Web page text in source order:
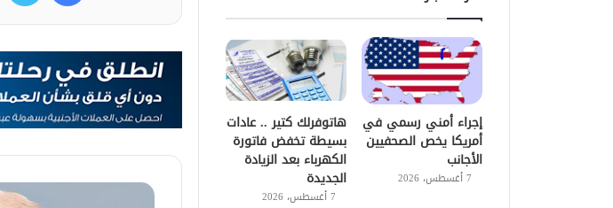
إجراء أمني رسمي في
أمريكا يخص الصحفيين
الأجانب
7 أغسطس، 2026
هاتوفرلك كتير .. عادات
بسيطة تخفض فاتورة
الكهرباء بعد الزيادة
الجديدة
7 أغسطس، 2026